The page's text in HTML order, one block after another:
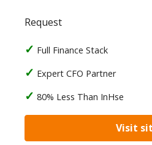
Request
Full Finance Stack
Expert CFO Partner
80% Less Than InHse
Visit